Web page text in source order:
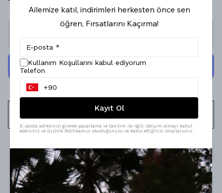
Stoğa Gelince Haber Ver
WHATSAPP
Ürün Açıklaması
Model Ölçüleri : 167cm/53kg
Modelin Beden : S beden
Ürün İçeriği : -
Ürün Boyu :-
Ailemize katıl, indirimleri herkesten önce sen
öğren, Fırsatlarını Kaçırma!
Kullanım Koşullarını kabul ediyorum
Telefon
Kayıt Ol
E-posta adresinizi girerek pazarlama ve tanıtım ile ilgili iletişim almayı kabul
edersiniz ve Gizlilik Politikamızı okuduğunuzu ve kabul ettiğinizi onaylarsınız.